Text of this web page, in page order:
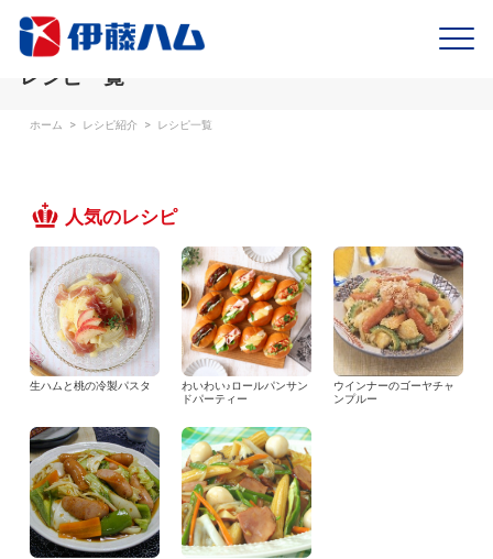
レシピ一覧
ホーム > レシピ紹介 > レシピ一覧
人気のレシピ
生ハムと桃の冷製パスタ
わいわい♪ロールパンサン
ドパーティー
ウインナーのゴーヤチャ
ンプルー